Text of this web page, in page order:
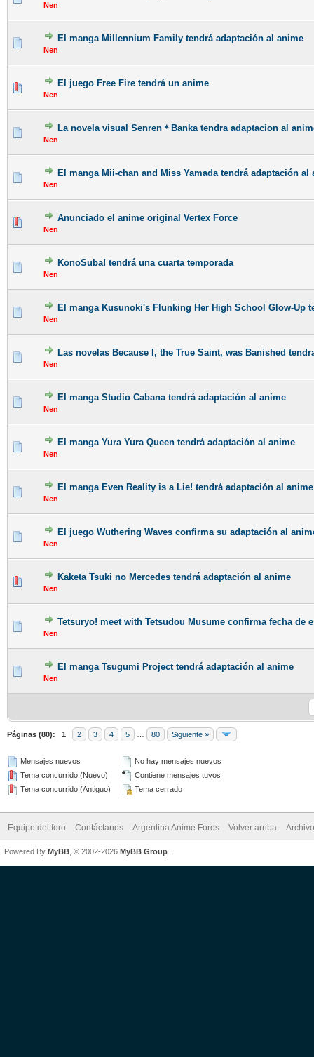
Nen
El manga Millennium Family tendrá adaptación al anime
Nen
El juego Free Fire tendrá un anime
Nen
La novela visual Senren＊Banka tendra adaptacion al
Nen
El manga Mii-chan and Miss Yamada tendrá adaptación al
Nen
Anunciado el anime original Vertex Force
Nen
KonoSuba! tendrá una cuarta temporada
Nen
El manga Kusunoki's Flunking Her High School Glow-Up
Nen
Las novelas Because I, the True Saint, was Banished
Nen
El manga Studio Cabana tendrá adaptación al anime
Nen
El manga Yura Yura Queen tendrá adaptación al anime
Nen
El manga Even Reality is a Lie! tendrá adaptación al anime
Nen
El juego Wuthering Waves confirma su adaptación al
Nen
Kaketa Tsuki no Mercedes tendrá adaptación al anime
Nen
Tetsuryo! meet with Tetsudou Musume confirma fecha de
Nen
El manga Tsugumi Project tendrá adaptación al anime
Nen
Páginas (80): 1 2 3 4 5 80 Siguiente »
Mensajes nuevos
Tema concurrido (Nuevo)
Tema concurrido (Antiguo)
No hay mensajes nuevos
Contiene mensajes tuyos
Tema cerrado
Equipo del foro Contáctanos Argentina Anime Foros Volver arriba
Powered By MyBB , © 2002-2026 MyBB Group